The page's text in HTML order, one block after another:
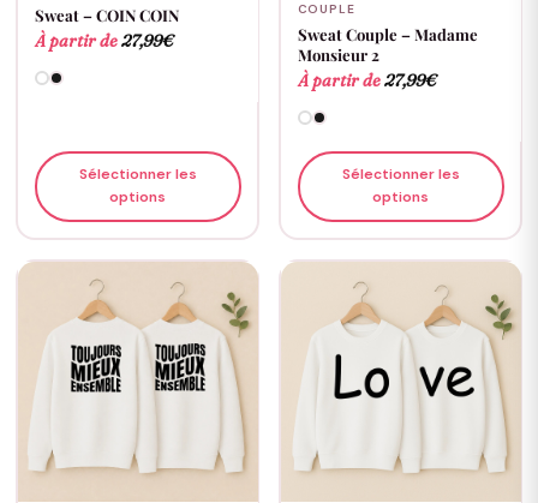
Sweat – COIN COIN
À partir de27,99€
Sélectionner les
options
COUPLE
Sweat Couple – Madame
Monsieur 2
À partir de27,99€
Sélectionner les
options